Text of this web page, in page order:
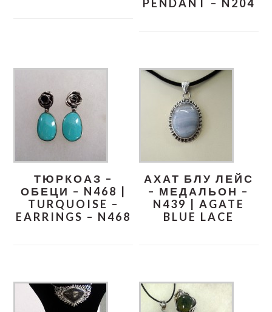
PENDANT – N204
ТЮРКОАЗ –
ОБЕЦИ – N468 |
TURQUOISE –
EARRINGS – N468
АХАТ БЛУ ЛЕЙС
– МЕДАЛЬОН –
N439 | AGATE
BLUE LACE